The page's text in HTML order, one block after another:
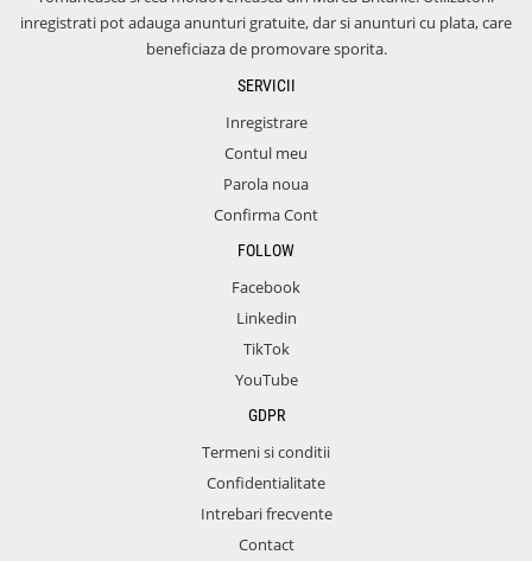
inregistrati pot adauga anunturi gratuite, dar si anunturi cu plata, care
beneficiaza de promovare sporita.
SERVICII
Inregistrare
Contul meu
Parola noua
Confirma Cont
FOLLOW
Facebook
Linkedin
TikTok
YouTube
GDPR
Termeni si conditii
Confidentialitate
Intrebari frecvente
Contact